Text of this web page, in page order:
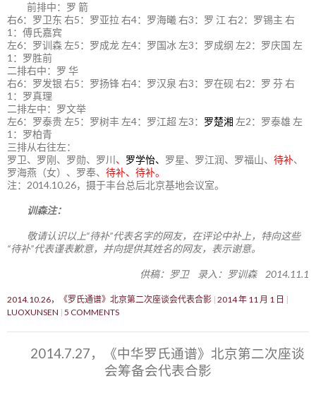
前排中：罗 箭
右6：罗卫东 右5：罗亚拉 右4：罗海曦 右3：罗 江 右2：罗锡主 右
1：傅氏嘉宾
左6：罗训森 左5：罗成龙 左4：罗国冰 左3：罗成纲 左2：罗庆国 左
1：罗胜前
二排右中：罗 华
右6：罗发银 右5：罗扬锋 右4：罗汉泉 右3：罗在砚 右2：罗 芬 右
1：罗真理
二排左中：罗文举
左6：罗泰贵 左5：罗树丰 左4：罗江超 左3： 罗楚湘 左2：罗泰雄 左
1：罗柏青
三排从右往左：
罗卫、罗刚、罗勋、罗川 、 罗学怡、 罗星、罗江润、罗福山、 待补、
罗海燕（女）、罗奉、 待补、待补。
注：2014.10.26，摄于丰台总后北京基地会议室。
训森注：
敬请认识以上“待补”代表名字的网友，在评论中补上，特向这些
“待补”代表谨表歉意，并向提供其姓名的网友，表示谢意。
供稿：罗卫 录入：罗训森 2014.11.1
2014.10.26，《罗氏通谱》北京第二次座谈会代表合影 2014 年 11 月 1 日
LUOXUNSEN 5 COMMENTS
2014.7.27，《中华罗氏通谱》北京第二次座谈
会筹备会代表合影